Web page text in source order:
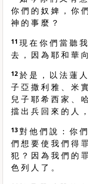
你 們 的 奴 婢 ， 你
神 的 事 麼 ？
11 現 在 你 們 當 聽
去 ， 因 為 耶 和 華
12於 是 ， 以 法 蓮
子 亞 撒 利 雅 、 米
兒 子 耶 希 西 家 、
擋 出 兵 回 來 的 人 ，
13對 他 們 說 ： 你
們 想 要 使 我 們 得
犯 ？ 因 為 我 們 的
色 列 人 了 。